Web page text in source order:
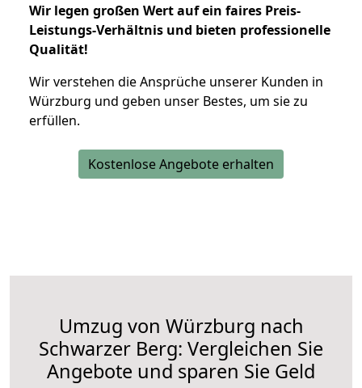
Wir legen großen Wert auf ein faires Preis-
Leistungs-Verhältnis und bieten professionelle
Qualität!
Wir verstehen die Ansprüche unserer Kunden in
Würzburg und geben unser Bestes, um sie zu
erfüllen.
Kostenlose Angebote erhalten
Umzug von Würzburg nach
Schwarzer Berg: Vergleichen Sie
Angebote und sparen Sie Geld